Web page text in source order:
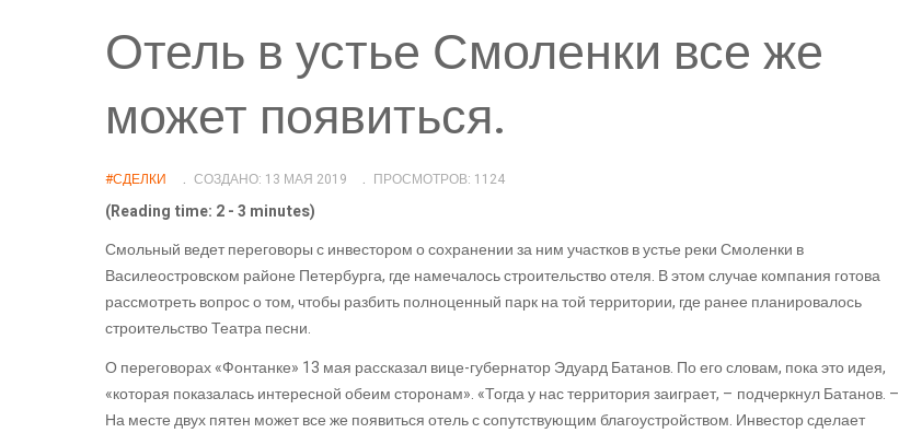
Отель в устье Смоленки все же
может появиться.
#СДЕЛКИ СОЗДАНО: 13 МАЯ 2019 ПРОСМОТРОВ: 1124
(Reading time: 2 - 3 minutes)
Смольный ведет переговоры с инвестором о сохранении за ним участков в устье реки Смоленки в
Василеостровском районе Петербурга, где намечалось строительство отеля. В этом случае компания готова
рассмотреть вопрос о том, чтобы разбить полноценный парк на той территории, где ранее планировалось
строительство Театра песни.
О переговорах «Фонтанке» 13 мая рассказал вице-губернатор Эдуард Батанов. По его словам, пока это идея,
«которая показалась интересной обеим сторонам». «Тогда у нас территория заиграет, – подчеркнул Батанов. –
На месте двух пятен может все же появиться отель с сопутствующим благоустройством. Инвестор сделает